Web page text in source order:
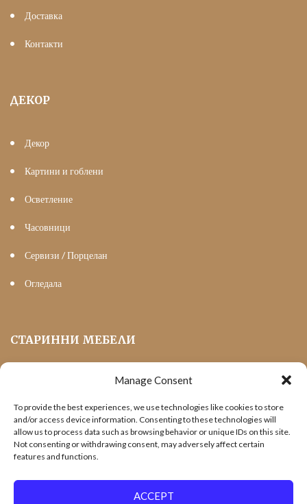
Manage Consent
To provide the best experiences, we use technologies like cookies to store
and/or access device information. Consenting to these technologies will
allow us to process data such as browsing behavior or unique IDs on this site.
Not consenting or withdrawing consent, may adversely affect certain
features and functions.
ACCEPT
Доставка
Контакти
ДЕКОР
Декор
Картини и гоблени
Осветление
Часовници
Сервизи / Порцелан
Огледала
СТАРИННИ МЕБЕЛИ
Трапезни маси и столове
Шкафове и витрини